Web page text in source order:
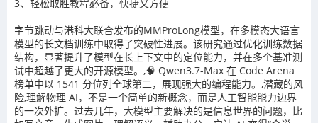
3、轻松取胜教程必备，快捷又方便
字节跳动与港科大联合发布的MMProLong模型，在多模态大语言
模型的长文档训练中取得了突破性进展。该研究通过优化训练数据
结构，显著提升了模型在长上下文中的定位能力，并在多个基准测
试中超越了更大的开源模型。,🧠 Qwen3.7-Max 在 Code Arena
榜单中以 1541 分位列全球第二，展现强大的编程能力。,潜藏的风
险,理解物理 AI，不是一个简单的新概念，而是人工智能能力边界
的一次外扩。过去几年，大模型主要解决的是信息世界的问题，比